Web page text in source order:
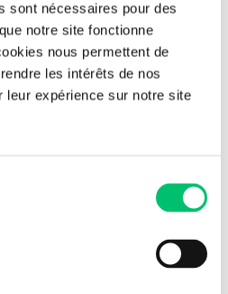
sont nécessaires pour des
notre site fonctionne
nous permettent de
les intérêts de nos
leur expérience sur notre site
vous